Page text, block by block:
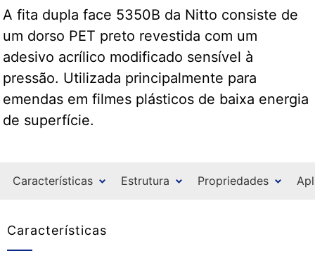
A fita dupla face 5350B da Nitto consiste de
um dorso PET preto revestida com um
adesivo acrílico modificado sensível à
pressão. Utilizada principalmente para
emendas em filmes plásticos de baixa energia
de superfície.
Características Estrutura Propriedades
Características